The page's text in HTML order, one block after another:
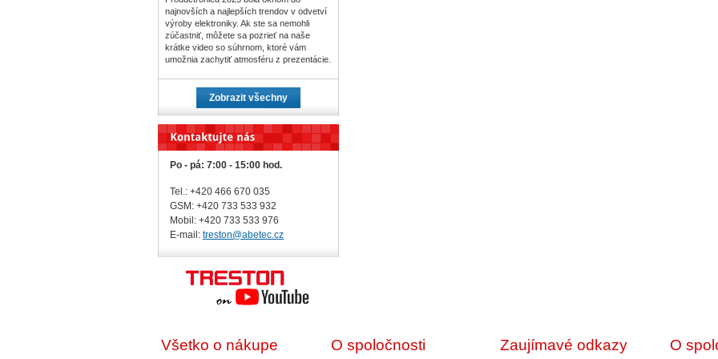
najnovších a najlepších trendov v odvetví
výroby elektroniky. Ak ste sa nemohli
zúčastniť, môžete sa pozrieť na naše
krátke video so súhrnom, ktoré vám
umožnia zachytiť atmosféru z prezentácie.
Zobrazit všechny
Po - pá: 7:00 - 15:00 hod.
Tel.: +420 466 670 035
GSM: +420 733 533 932
Mobil: +420 733 533 976
E-mail: treston@abetec.cz
Všetko o nákupe O spoločnosti Zaujímavé odkazy O